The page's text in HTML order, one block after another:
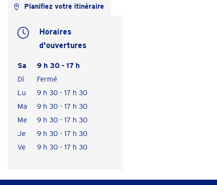
Planifiez votre itinéraire
Horaires
d'ouvertures
Sa
9 h 30 - 17 h
Di
Fermé
Lu
9 h 30 - 17 h 30
Ma
9 h 30 - 17 h 30
Me
9 h 30 - 17 h 30
Je
9 h 30 - 17 h 30
Ve
9 h 30 - 17 h 30